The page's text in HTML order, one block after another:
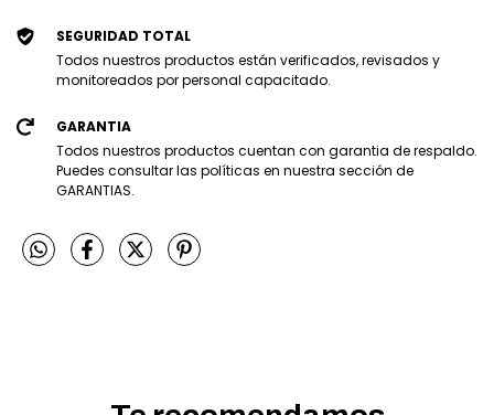
SEGURIDAD TOTAL
Todos nuestros productos están verificados, revisados y
monitoreados por personal capacitado.
GARANTIA
Todos nuestros productos cuentan con garantia de respaldo.
Puedes consultar las políticas en nuestra sección de
GARANTIAS.